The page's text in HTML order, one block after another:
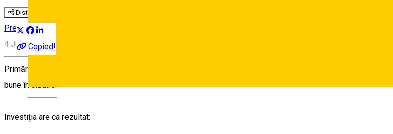
Distribuie
Copied!
Press release
4 Juli, 10:16
Primăria Sibiu a finalizat lucrările de modernizare și eficientizare energetică a clădirii Grădiniței nr.5, de pe
bune în clădire.
Investiția are ca rezultat: